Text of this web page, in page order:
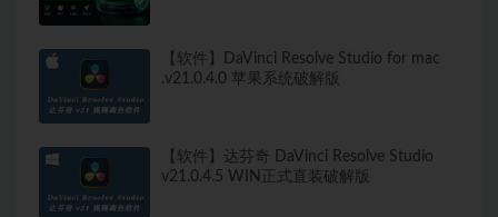
【软件】DaVinci Resolve Studio for mac
.v21.0.4.0 苹果系统破解版
【软件】达芬奇 DaVinci Resolve Studio
v21.0.4.5 WIN正式直装破解版